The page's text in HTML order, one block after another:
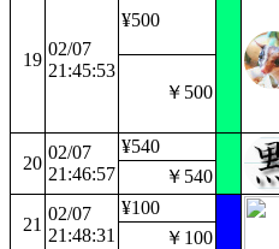
19
02/07
21:45:53
¥500
￥500
20
02/07
21:46:57
¥540
￥540
21
02/07
21:48:31
¥100
￥100